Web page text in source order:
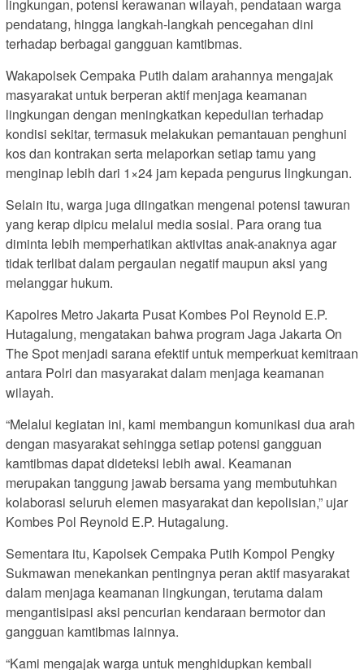
lingkungan, potensi kerawanan wilayah, pendataan warga
pendatang, hingga langkah-langkah pencegahan dini
terhadap berbagai gangguan kamtibmas.
Wakapolsek Cempaka Putih dalam arahannya mengajak
masyarakat untuk berperan aktif menjaga keamanan
lingkungan dengan meningkatkan kepedulian terhadap
kondisi sekitar, termasuk melakukan pemantauan penghuni
kos dan kontrakan serta melaporkan setiap tamu yang
menginap lebih dari 1×24 jam kepada pengurus lingkungan.
Selain itu, warga juga diingatkan mengenai potensi tawuran
yang kerap dipicu melalui media sosial. Para orang tua
diminta lebih memperhatikan aktivitas anak-anaknya agar
tidak terlibat dalam pergaulan negatif maupun aksi yang
melanggar hukum.
Kapolres Metro Jakarta Pusat Kombes Pol Reynold E.P.
Hutagalung, mengatakan bahwa program Jaga Jakarta On
The Spot menjadi sarana efektif untuk memperkuat kemitraan
antara Polri dan masyarakat dalam menjaga keamanan
wilayah.
“Melalui kegiatan ini, kami membangun komunikasi dua arah
dengan masyarakat sehingga setiap potensi gangguan
kamtibmas dapat dideteksi lebih awal. Keamanan
merupakan tanggung jawab bersama yang membutuhkan
kolaborasi seluruh elemen masyarakat dan kepolisian,” ujar
Kombes Pol Reynold E.P. Hutagalung.
Sementara itu, Kapolsek Cempaka Putih Kompol Pengky
Sukmawan menekankan pentingnya peran aktif masyarakat
dalam menjaga keamanan lingkungan, terutama dalam
mengantisipasi aksi pencurian kendaraan bermotor dan
gangguan kamtibmas lainnya.
“Kami mengajak warga untuk menghidupkan kembali